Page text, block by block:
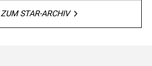
ZUM STAR-ARCHIV